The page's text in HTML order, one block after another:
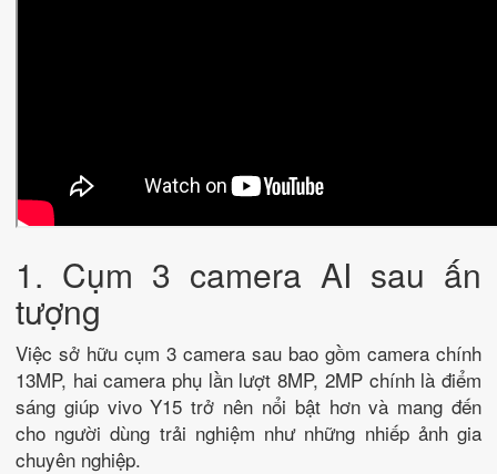
1. Cụm 3 camera AI sau ấn
tượng
Việc sở hữu cụm 3 camera sau bao gồm camera chính
13MP, hai camera phụ lần lượt 8MP, 2MP chính là điểm
sáng giúp vivo Y15 trở nên nổi bật hơn và mang đến
cho người dùng trải nghiệm như những nhiếp ảnh gia
chuyên nghiệp.